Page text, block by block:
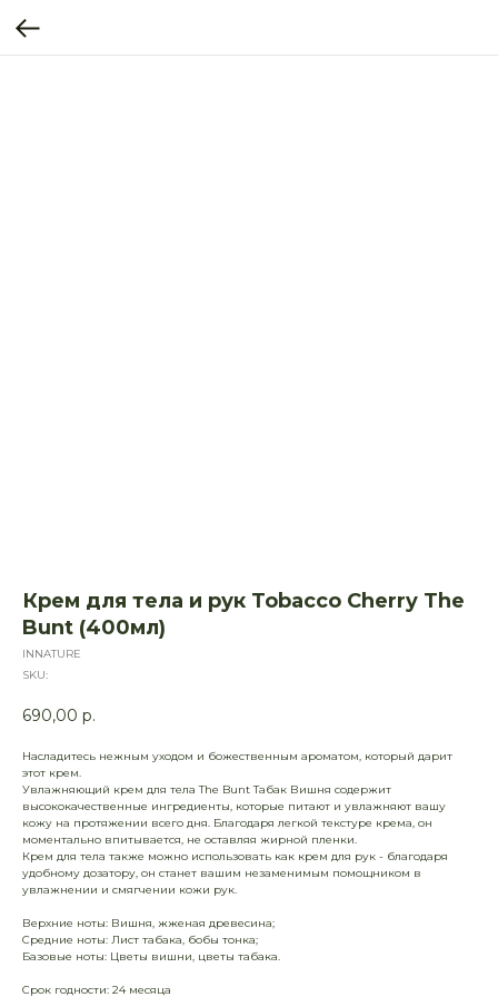
Крем для тела и рук Tobacco Cherry The
Bunt (400мл)
INNATURE
SKU:
690,00 р.
Насладитесь нежным уходом и божественным ароматом, который дарит
этот крем.
Увлажняющий крем для тела The Bunt Табак Вишня содержит
высококачественные ингредиенты, которые питают и увлажняют вашу
кожу на протяжении всего дня. Благодаря легкой текстуре крема, он
моментально впитывается, не оставляя жирной пленки.
Крем для тела также можно использовать как крем для рук - благодаря
удобному дозатору, он станет вашим незаменимым помощником в
увлажнении и смягчении кожи рук.
Верхние ноты: Вишня, жженая древесина;
Средние ноты: Лист табака, бобы тонка;
Базовые ноты: Цветы вишни, цветы табака.
Срок годности: 24 месяца